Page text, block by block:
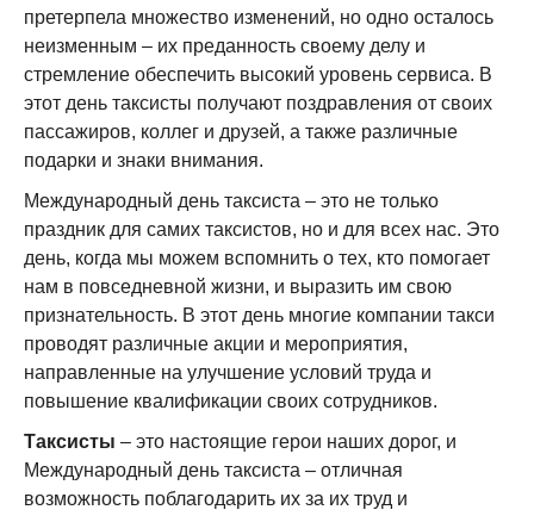
претерпела множество изменений, но одно осталось
неизменным – их преданность своему делу и
стремление обеспечить высокий уровень сервиса. В
этот день таксисты получают поздравления от своих
пассажиров, коллег и друзей, а также различные
подарки и знаки внимания.
Международный день таксиста – это не только
праздник для самих таксистов, но и для всех нас. Это
день, когда мы можем вспомнить о тех, кто помогает
нам в повседневной жизни, и выразить им свою
признательность. В этот день многие компании такси
проводят различные акции и мероприятия,
направленные на улучшение условий труда и
повышение квалификации своих сотрудников.
Таксисты – это настоящие герои наших дорог, и
Международный день таксиста – отличная
возможность поблагодарить их за их труд и